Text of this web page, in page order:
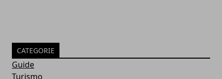
CATEGORIE
Guide
Turismo